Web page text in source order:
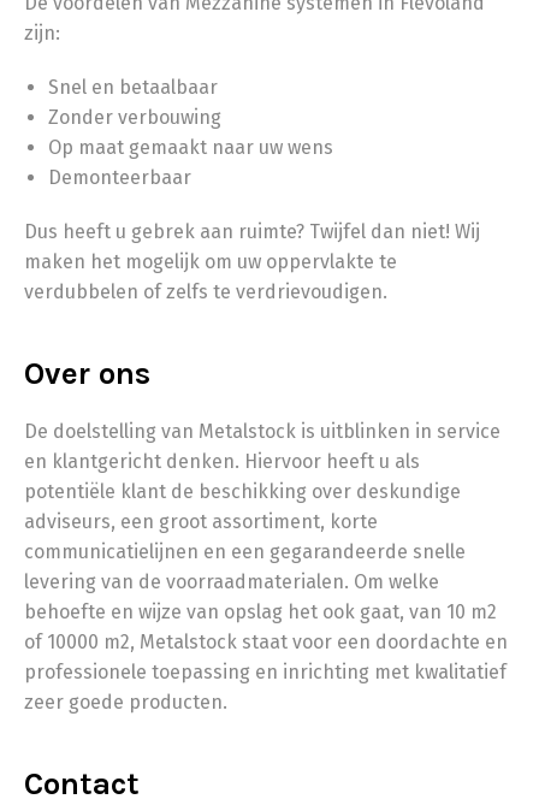
zijn:
Snel en betaalbaar
Zonder verbouwing
Op maat gemaakt naar uw wens
Demonteerbaar
Dus heeft u gebrek aan ruimte? Twijfel dan niet! Wij
maken het mogelijk om uw oppervlakte te
verdubbelen of zelfs te verdrievoudigen.
Over ons
De doelstelling van Metalstock is uitblinken in service
en klantgericht denken. Hiervoor heeft u als
potentiële klant de beschikking over deskundige
adviseurs, een groot assortiment, korte
communicatielijnen en een gegarandeerde snelle
levering van de voorraadmaterialen. Om welke
behoefte en wijze van opslag het ook gaat, van 10 m2
of 10000 m2, Metalstock staat voor een doordachte en
professionele toepassing en inrichting met kwalitatief
zeer goede producten.
Contact